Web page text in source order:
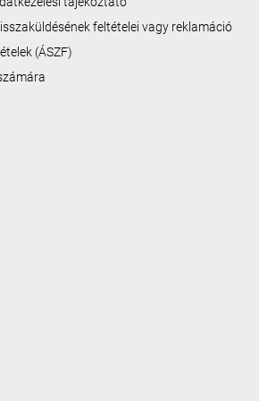
feltételei vagy reklamáció
(ÁSZF)